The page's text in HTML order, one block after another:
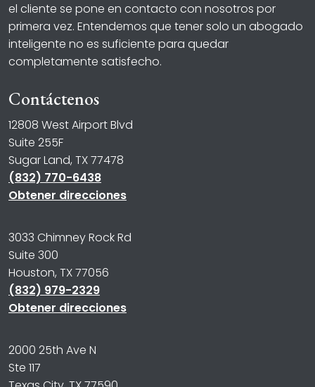
el cliente se pone en contacto con nosotros por
primera vez. Entendemos que tener solo un abogado
inteligente no es suficiente para quedar
completamente satisfecho.
Contáctenos
12808 West Airport Blvd
Suite 255F
Sugar Land, TX 77478
(832) 770-6438
Obtener direcciones
3033 Chimney Rock Rd
Suite 300
Houston, TX 77056
(832) 979-2329
Obtener direcciones
2000 25th Ave N
Ste 117